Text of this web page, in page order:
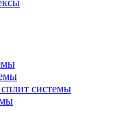
системы